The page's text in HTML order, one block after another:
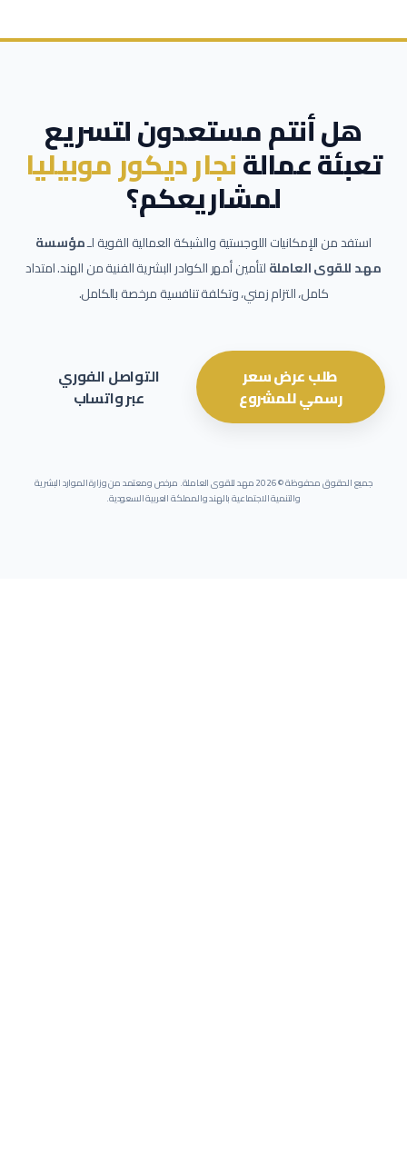
هل أنتم مستعدون لتسريع
تعبئة عمالةنجار ديكور موبيليا
لمشاريعكم؟
استفد من الإمكانيات اللوجستية والشبكة العمالية القوية لـمؤسسة
مهد للقوى العاملةلتأمين أمهر الكوادر البشرية الفنية من الهند. امتداد
كامل، التزام زمني، وتكلفة تنافسية مرخصة بالكامل.
طلب عرض سعر
رسمي للمشروع
التواصل الفوري
عبر واتساب
جميع الحقوق محفوظة ©2026مهد للقوى العاملة. مرخص ومعتمد من وزارة الموارد البشرية
والتنمية الاجتماعية بالهند والمملكة العربية السعودية.